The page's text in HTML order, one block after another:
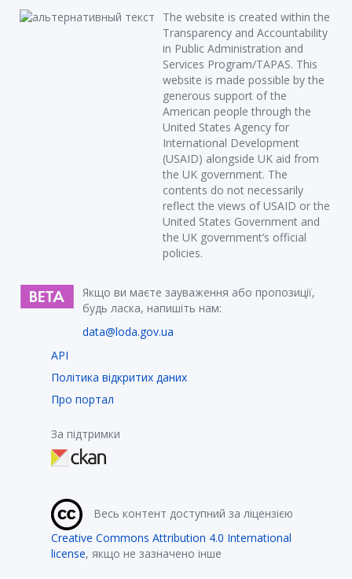
The website is created within the
Transparency and Accountability
in Public Administration and
Services Program/TAPAS. This
website is made possible by the
generous support of the
American people through the
United States Agency for
International Development
(USAID) alongside UK aid from
the UK government. The
contents do not necessarily
reflect the views of USAID or the
United States Government and
the UK government’s official
policies.
Якщо ви маєте зауваження або пропозиції,
будь ласка, напишіть нам:
data@loda.gov.ua
API
Політика відкритих даних
Про портал
За підтримки
Весь контент доступний за ліцензією
Creative Commons Attribution 4.0 International
license, якщо не зазначено інше